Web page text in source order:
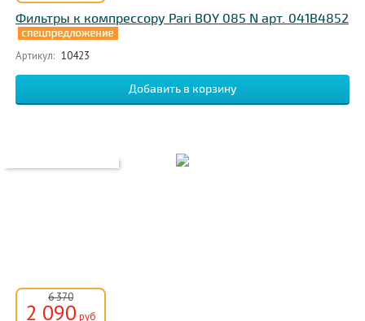
Фильтры к компрессору Pari BOY 085 N арт. 041B4852
Артикул: 10423
6 370
2 090 руб